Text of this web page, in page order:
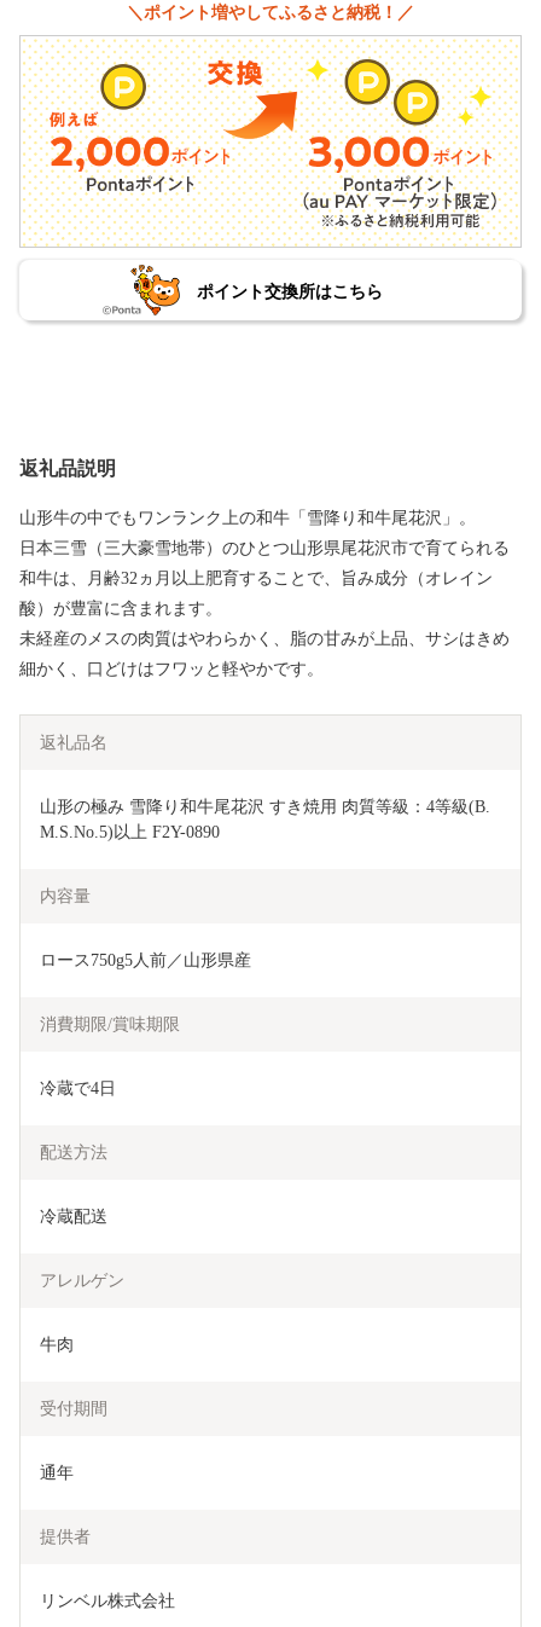
＼ポイント増やしてふるさと納税！／
ポイント交換所はこちら
返礼品説明
山形牛の中でもワンランク上の和牛「雪降り和牛尾花沢」。
日本三雪（三大豪雪地帯）のひとつ山形県尾花沢市で育てられる
和牛は、月齢32ヵ月以上肥育することで、旨み成分（オレイン
酸）が豊富に含まれます。
未経産のメスの肉質はやわらかく、脂の甘みが上品、サシはきめ
細かく、口どけはフワッと軽やかです。
返礼品名
山形の極み 雪降り和牛尾花沢 すき焼用 肉質等級：4等級(B.
M.S.No.5)以上 F2Y-0890
内容量
ロース750g5人前／山形県産
消費期限/賞味期限
冷蔵で4日
配送方法
冷蔵配送
アレルゲン
牛肉
受付期間
通年
提供者
リンベル株式会社